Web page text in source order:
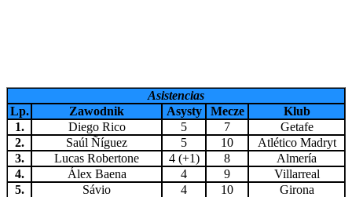
Asistencias
Lp.
Zawodnik Asysty Mecze
Klub
1.
Diego Rico 5 7
Getafe
2.
Saúl Ñíguez 5 10
Atlético Madryt
3.
Lucas Robertone 4 (+1) 8
Almería
4.
Álex Baena 4 9
Villarreal
5.
Sávio 4 10
Girona